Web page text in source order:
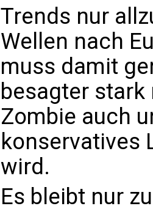
Trends nur
Wellen nach
muss damit
besagter
Zombie auch
konservatives
wird.
Es bleibt nur